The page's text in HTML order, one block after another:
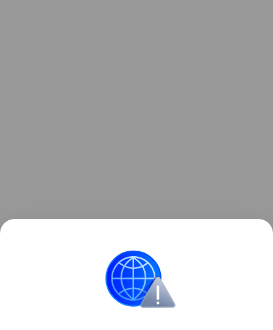
Китай разрабатывают безопасные батареи для
зеленой энергетики.